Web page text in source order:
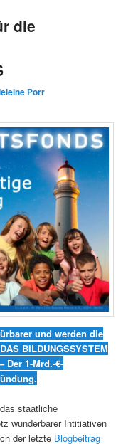
die
Porr
und werden die
BILDUNGSSYSTEM
Der 1-Mrd.-€-
staatliche
wunderbarer Intitiativen
der letzte Blogbeitrag